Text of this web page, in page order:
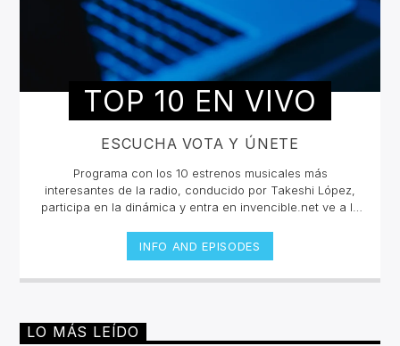
TOP 10 EN VIVO
ESCUCHA VOTA Y ÚNETE
Programa con los 10 estrenos musicales más
interesantes de la radio, conducido por Takeshi López,
participa en la dinámica y entra en invencible.net ve a la
votar una vez por cada una.Si quieres conocer más de
las canciones y los artistas escucha en vivo la selección
todos los viernes 10pm cada 15 días un playlist
INFO AND EPISODES
LO MÁS LEÍDO